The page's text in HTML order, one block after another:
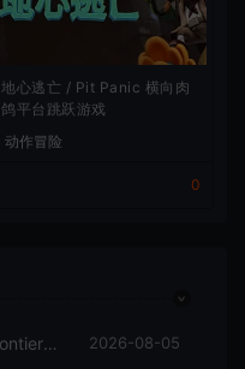
地心逃亡 / Pit Panic 横向肉
鸽平台跳跃游戏
动作冒险
0
阿凡达：潘多拉边境 / Avatar Frontiers of Pandora 开放世界冒险游戏 2026-08-05